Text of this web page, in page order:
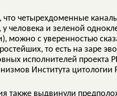
что четырехдоменные
у человека и зеленой
можно с уверенностью
то есть на заре
исполнителей
Института
также выдвинули